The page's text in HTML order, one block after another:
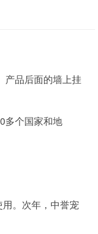
产品后面的墙上挂
多个国家和地
。次年，中誉宠